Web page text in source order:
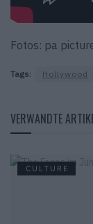
Fotos: pa
Tags: Hollywood
VERWANDTE
CULTURE